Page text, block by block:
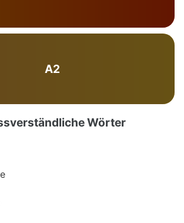
A2
Wörter